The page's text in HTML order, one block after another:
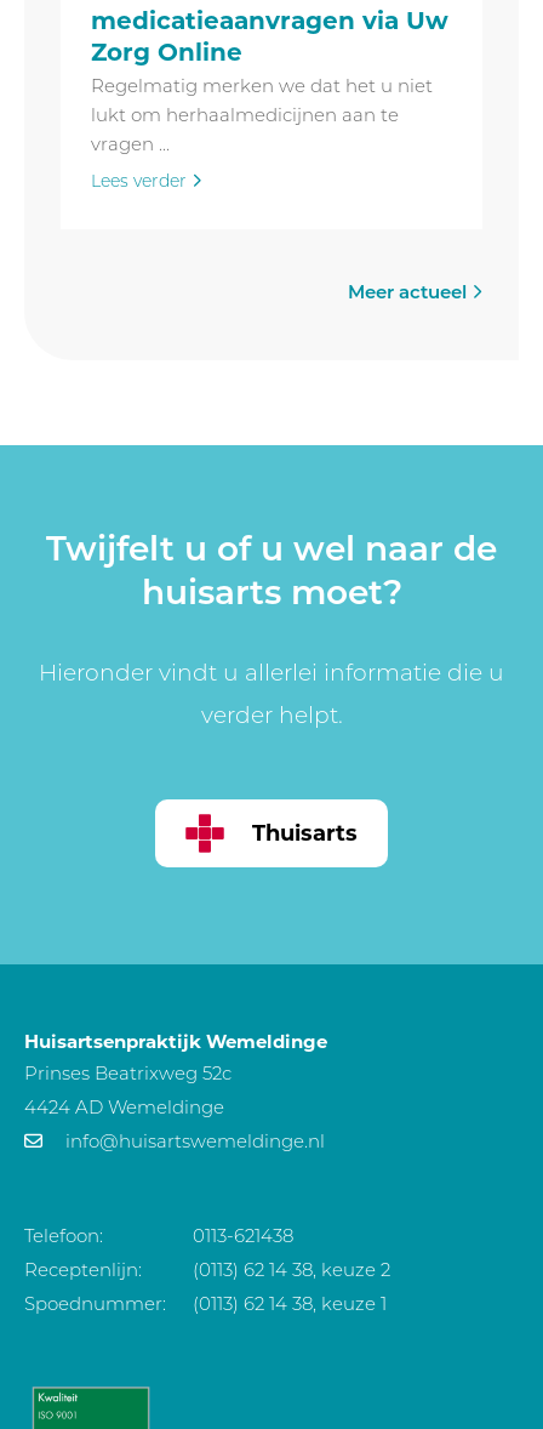
medicatieaanvragen via Uw
Zorg Online
Regelmatig merken we dat het u niet
lukt om herhaalmedicijnen aan te
vragen ...
Lees verder
Meer actueel
Twijfelt u of u wel naar de
huisarts moet?
Hieronder vindt u allerlei informatie die u
verder helpt.
Thuisarts
Huisartsenpraktijk Wemeldinge
Prinses Beatrixweg 52c
4424 AD Wemeldinge
info@huisartswemeldinge.nl
Telefoon:
0113-621438
Receptenlijn:
(0113) 62 14 38, keuze 2
Spoednummer:
(0113) 62 14 38, keuze 1